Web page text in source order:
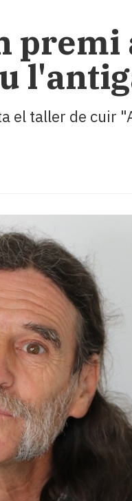
premi
el taller de cuir